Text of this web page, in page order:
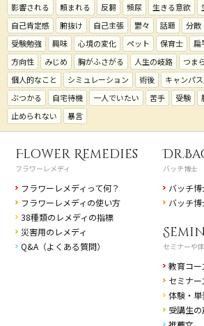
影響される
頼まれる 反芻 頻尿 生きる意欲
自己肯定感
腑抜け 自己主張 鬱々 話題 分散
受験勉強
興味 心境の変化 ペット 保育士 扁
方向性
みじめ 胸がふさがる 人生の岐路 つま
個人的なこと
シミュレーション 術後 キャンパ
ぶつかる
自宅待機 一人でいたい 苦手 受験
止められない
暴言
Flower Remedies
フラワーレメディ
フラワーレメディって何？
フラワーレメディの使い方
38種類のレメディの指標
災害用のレメディ
Q&A（よくある質問）
バッチ博士
バッチ
バッチ
セミナーや
教育コー
セミナー
体験・
受講生の